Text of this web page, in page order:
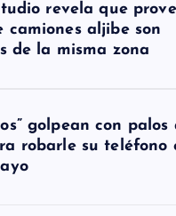
revela que
camiones aljibe son
de la misma zona
golpean con palos
robarle su teléfono